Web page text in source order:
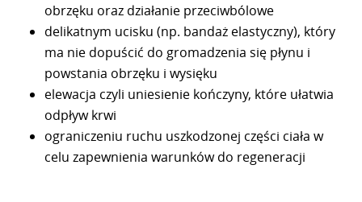
obrzęku oraz działanie przeciwbólowe
delikatnym ucisku (np. bandaż elastyczny), który
ma nie dopuścić do gromadzenia się płynu i
powstania obrzęku i wysięku
elewacja czyli uniesienie kończyny, które ułatwia
odpływ krwi
ograniczeniu ruchu uszkodzonej części ciała w
celu zapewnienia warunków do regeneracji